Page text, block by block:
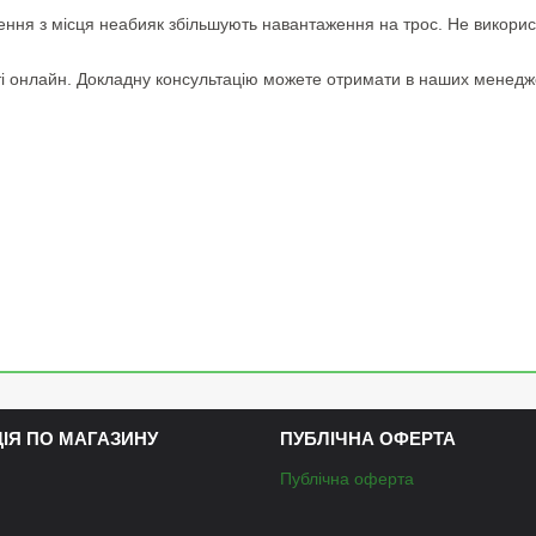
з місця неабияк збільшують навантаження на трос. Не
онлайн. Докладну консультацію можете отримати в наших
ПО МАГАЗИНУ ПУБЛІЧНА ОФЕРТА
Публічна оферта